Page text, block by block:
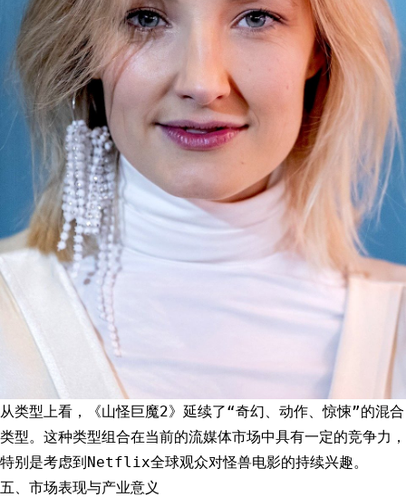
从类型上看，《山怪巨魔2》延续了“奇幻、动作、惊悚”的混合
类型。这种类型组合在当前的流媒体市场中具有一定的竞争力，
特别是考虑到Netflix全球观众对怪兽电影的持续兴趣。
五、市场表现与产业意义